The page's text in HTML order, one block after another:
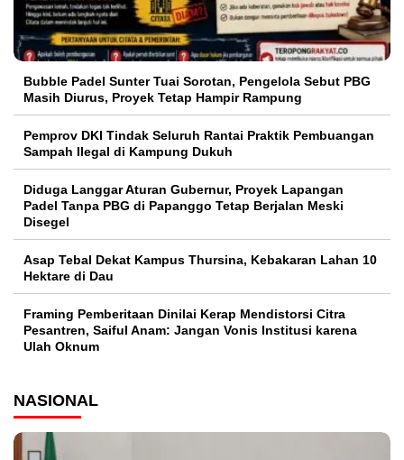
Bubble Padel Sunter Tuai Sorotan, Pengelola Sebut PBG
Masih Diurus, Proyek Tetap Hampir Rampung
Pemprov DKI Tindak Seluruh Rantai Praktik Pembuangan
Sampah Ilegal di Kampung Dukuh
Diduga Langgar Aturan Gubernur, Proyek Lapangan
Padel Tanpa PBG di Papanggo Tetap Berjalan Meski
Disegel
Asap Tebal Dekat Kampus Thursina, Kebakaran Lahan 10
Hektare di Dau
Framing Pemberitaan Dinilai Kerap Mendistorsi Citra
Pesantren, Saiful Anam: Jangan Vonis Institusi karena
Ulah Oknum
NASIONAL